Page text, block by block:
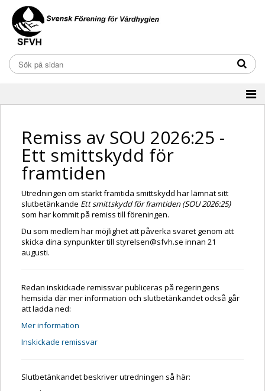
Remiss av SOU 2026:25 -
Ett smittskydd för
framtiden
Utredningen om stärkt framtida smittskydd har lämnat sitt
slutbetänkande Ett smittskydd för framtiden(SOU 2026:25)
som har kommit på remiss till föreningen.
Du som medlem har möjlighet att påverka svaret genom att
skicka dina synpunkter till styrelsen@sfvh.se innan 21
augusti.
Redan inskickade remissvar publiceras på regeringens
hemsida där mer information och slutbetänkandet också går
att ladda ned:
Mer information
Inskickade remissvar
Slutbetänkandet beskriver utredningen så här: